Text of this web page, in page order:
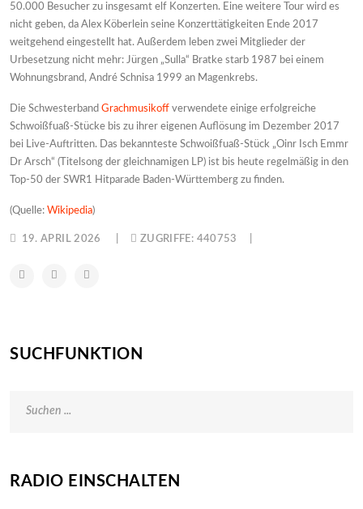
50.000 Besucher zu insgesamt elf Konzerten. Eine weitere Tour wird es
nicht geben, da Alex Köberlein seine Konzerttätigkeiten Ende 2017
weitgehend eingestellt hat. Außerdem leben zwei Mitglieder der
Urbesetzung nicht mehr: Jürgen „Sulla“ Bratke starb 1987 bei einem
Wohnungsbrand, André Schnisa 1999 an Magenkrebs.
Die Schwesterband Grachmusikoff verwendete einige erfolgreiche
Schwoißfuaß-Stücke bis zu ihrer eigenen Auflösung im Dezember 2017
bei Live-Auftritten. Das bekannteste Schwoißfuaß-Stück „Oinr Isch Emmr
Dr Arsch“ (Titelsong der gleichnamigen LP) ist bis heute regelmäßig in den
Top-50 der SWR1 Hitparade Baden-Württemberg zu finden.
(Quelle: Wikipedia)
19. APRIL 2026 ZUGRIFFE: 440753
SUCHFUNKTION
RADIO EINSCHALTEN